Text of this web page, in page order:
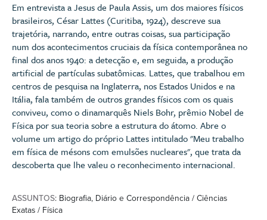
Em entrevista a Jesus de Paula Assis, um dos maiores físicos
brasileiros, César Lattes (Curitiba, 1924), descreve sua
trajetória, narrando, entre outras coisas, sua participação
num dos acontecimentos cruciais da física contemporânea no
final dos anos 1940: a detecção e, em seguida, a produção
artificial de partículas subatômicas. Lattes, que trabalhou em
centros de pesquisa na Inglaterra, nos Estados Unidos e na
Itália, fala também de outros grandes físicos com os quais
conviveu, como o dinamarquês Niels Bohr, prêmio Nobel de
Física por sua teoria sobre a estrutura do átomo. Abre o
volume um artigo do próprio Lattes intitulado "Meu trabalho
em física de mésons com emulsões nucleares", que trata da
descoberta que lhe valeu o reconhecimento internacional.
ASSUNTOS: Biografia, Diário e Correspondência / Ciências
Exatas / Física